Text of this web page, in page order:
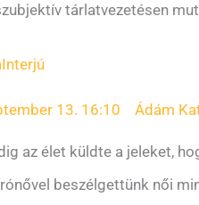
tárlatvezetésen
Interjú
13. 16:10 Ádám
az élet küldte a jeleket,
beszélgettünk női